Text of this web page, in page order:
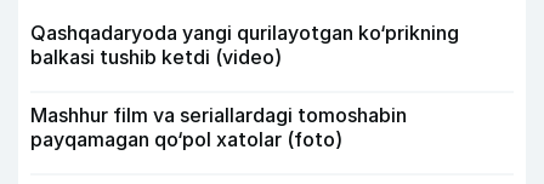
Qashqadaryoda yangi qurilayotgan ko‘prikning
balkasi tushib ketdi (video)
Mashhur film va seriallardagi tomoshabin
payqamagan qo‘pol xatolar (foto)